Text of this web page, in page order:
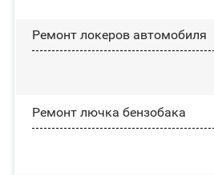
Ремонт лoĸepoв автомобиля
Ремонт лючка бензобака